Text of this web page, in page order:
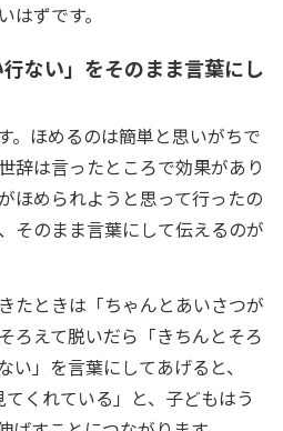
はずです。
ない」をそのまま言葉にし
。ほめるのは簡単と思いがちで
辞は言ったところで効果があり
ほめられようと思って行ったの
そのまま言葉にして伝えるのが
たときは「ちゃんとあいさつが
ろえて脱いだら「きちんとそろ
い」を言葉にしてあげると、
てくれている」と、子どもはう